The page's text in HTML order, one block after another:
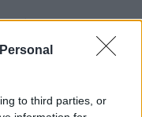
to third parties, or
– Interjú!